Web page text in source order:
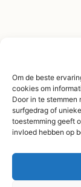
Om de beste
cookies om
Door in te
surfgedrag of
toestemming geeft
invloed hebben op